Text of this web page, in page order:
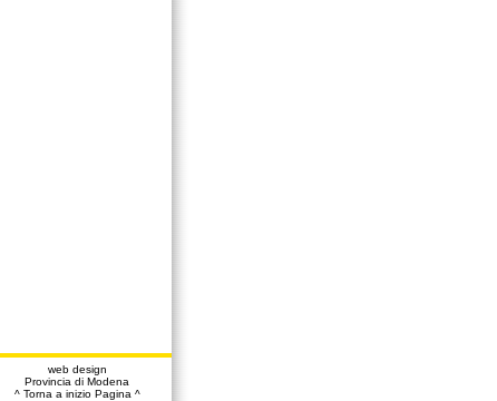
web design
Provincia di Modena
^ Torna a inizio Pagina ^